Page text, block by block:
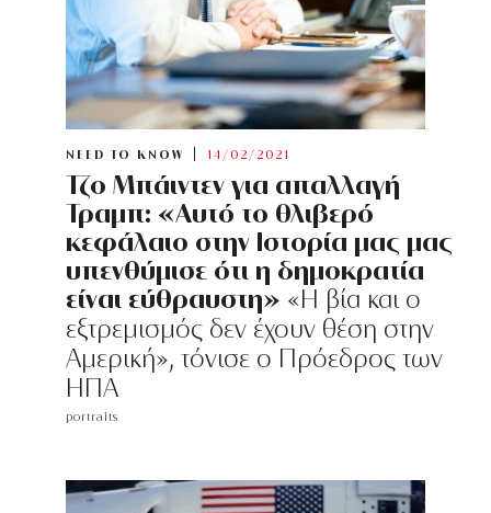
NEED TO KNOW 14/02/2021
Τζο Μπάιντεν για απαλλαγή
Τραμπ: «Αυτό το θλιβερό
κεφάλαιο στην Ιστορία μας μας
υπενθύμισε ότι η δημοκρατία
είναι εύθραυστη» «Η βία και ο
εξτρεμισμός δεν έχουν θέση στην
Αμερική», τόνισε ο Πρόεδρος των
ΗΠΑ
portraits